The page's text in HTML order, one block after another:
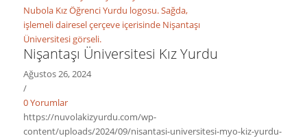
Nişantaşı Üniversitesi Kız Yurdu
Ağustos 26, 2024
/
0 Yorumlar
https://nuvolakizyurdu.com/wp-
content/uploads/2024/09/nisantasi-universitesi-myo-kiz-yurdu-